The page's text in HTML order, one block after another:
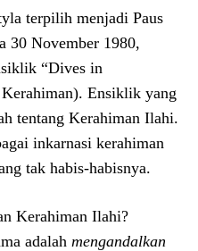
terpilih menjadi Paus
30 November 1980,
“Dives in
Ensiklik yang
tentang Kerahiman Ilahi.
inkarnasi kerahiman
tak habis-habisnya.
Kerahiman Ilahi?
adalah mengandalkan